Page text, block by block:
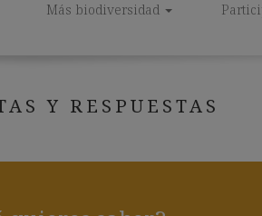
Más biodiversidad
Y RESPUESTAS